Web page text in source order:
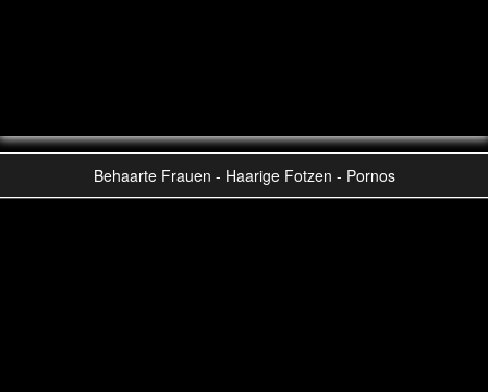
Behaarte Frauen - Haarige Fotzen - Pornos